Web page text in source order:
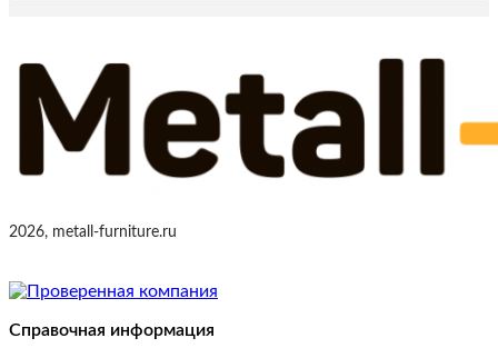
2026, metall-furniture.ru
Справочная информация